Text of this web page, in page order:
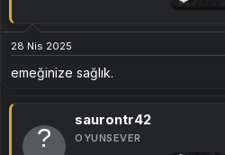
28 Nis 2025
emeğinize sağlık.
saurontr42
OYUNSEVER